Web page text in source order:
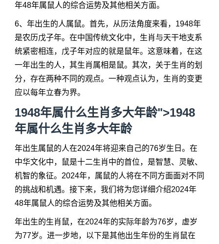
年48年属鼠人的综合运势及其他相关方面。
6、年出生的人属鼠。首先，从历法角度来看，1948年
是农历戊子年。在中国传统文化中，生肖与天干地支系
统紧密相连，戊子年对应的就是鼠年。这意味着，在这
一年出生的人，其生肖属相是鼠。其次，关于生肖的划
分，存在两种不同的观点。一种观点认为，生肖的变更
应以每年立春为界。
1948年属什么生肖多大年龄">1948
年属什么生肖多大年龄
年出生属鼠的人在2024年将迎来自己的76岁生日。在
中华文化中，鼠是十二生肖中的首位，是智慧、灵敏、
机智的象征。2024年，属鼠的人将在不同方面面对不同
的挑战和机遇。接下来，我们将为您详细介绍2024年
48年属鼠人的综合运势及其他相关方面。
年出生的生肖鼠，在2024年的实际年龄为76岁，虚岁
为77岁。进一步地，以下是其他出生年份的生肖鼠在